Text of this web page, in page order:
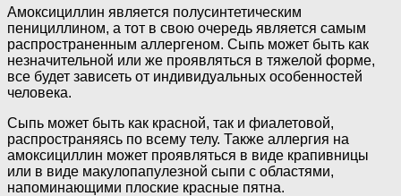
Амоксициллин является полусинтетическим
пенициллином, а тот в свою очередь является самым
распространенным аллергеном. Сыпь может быть как
незначительной или же проявляться в тяжелой форме,
все будет зависеть от индивидуальных особенностей
человека.
Сыпь может быть как красной, так и фиалетовой,
распространяясь по всему телу. Также аллергия на
амоксициллин может проявляться в виде крапивницы
или в виде макулопапулезной сыпи с областями,
напоминающими плоские красные пятна.